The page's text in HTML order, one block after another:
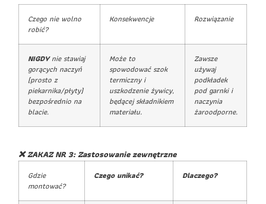
Czego nie wolno
robić?
Konsekwencje Rozwiązanie
NIGDYnie stawiaj
gorących naczyń
(prosto z
piekarnika/płyty)
bezpośrednio na
blacie.
Może to
spowodować szok
termiczny i
uszkodzenie żywicy,
będącej składnikiem
materiału.
Zawsze
używaj
podkładek
pod garnki i
naczynia
żaroodporne.
❌ ZAKAZ NR 3: Zastosowanie zewnętrzne
Gdzie
montować?
Czego unikać? Dlaczego?